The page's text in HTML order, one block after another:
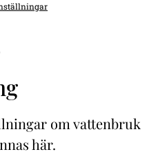
om vattenbruk
här.